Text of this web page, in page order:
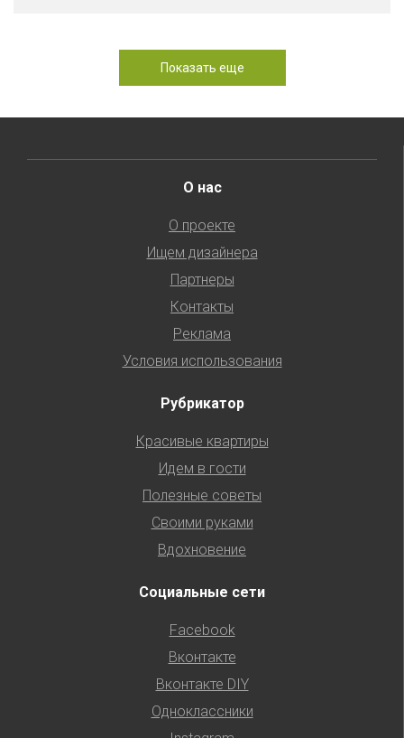
Показать еще
О нас
О проекте
Ищем дизайнера
Партнеры
Контакты
Реклама
Условия использования
Рубрикатор
Красивые квартиры
Идем в гости
Полезные советы
Своими руками
Вдохновение
Социальные сети
Facebook
Вконтакте
Вконтакте DIY
Одноклассники